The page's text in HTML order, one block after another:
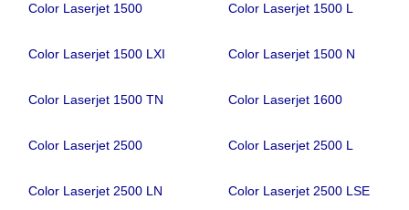
Color Laserjet 1500 Color Laserjet 1500 L
Color Laserjet 1500 LXI Color Laserjet 1500 N
Color Laserjet 1500 TN Color Laserjet 1600
Color Laserjet 2500 Color Laserjet 2500 L
Color Laserjet 2500 LN Color Laserjet 2500 LSE